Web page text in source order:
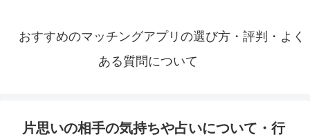
おすすめのマッチングアプリの選び方・評判・よく
ある質問について
片思いの相手の気持ちや占いについて・行